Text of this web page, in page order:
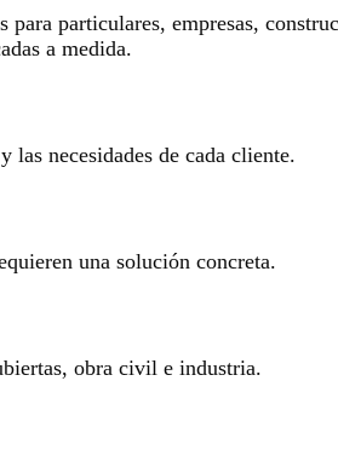
particulares, empresas,
a medida.
necesidades de cada cliente.
una solución concreta.
obra civil e industria.